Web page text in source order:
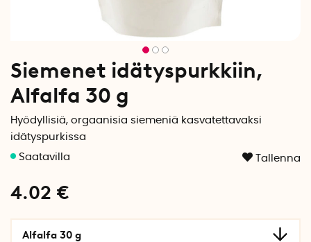
Siemenet idätyspurkkiin,
Alfalfa 30 g
Hyödyllisiä, orgaanisia siemeniä kasvatettavaksi
idätyspurkissa
Tallenna
4.02 €
Alfalfa 30 g